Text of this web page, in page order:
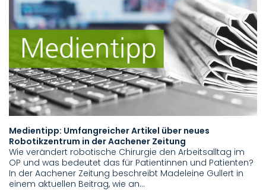
Medientipp: Umfangreicher Artikel über neues
Robotikzentrum in der Aachener Zeitung
Wie verändert robotische Chirurgie den Arbeitsalltag im
OP und was bedeutet das für Patientinnen und Patienten?
In der Aachener Zeitung beschreibt Madeleine Gullert in
einem aktuellen Beitrag, wie an…